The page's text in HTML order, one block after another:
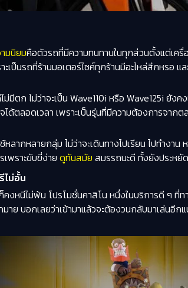
มนิยมคือตัวรถที่มีความทนทานในทุกส่วนตั้งแต่เค
เป็นรถที่ร้านมอเตอร์ไซค์ทุกร้านมีอะไหล่สึกหรอ แ
มีตก ไม่ว่าจะเป็น Wave110i หรือ Wave125i
ได้ตลอดเวลา เพราะเป็นรุ่นที่มีความต้องการจาก
ากหลายกลุ่ม ไม่ว่าจะเดินทางไปเรียน ไปทำงา
พราะขับขี่ง่าย ดูทันสมัย สมรรถนะดี ทั้งยังประหยั
ไม่อั้น
หนีไม่พ้น โปรโมชั่นคาสิโน หนึ่งในบริการดี ๆ ที่
ย บอกเลยว่าเข้ามาแล้วจะต้องวนกลับมาเล่นอีก